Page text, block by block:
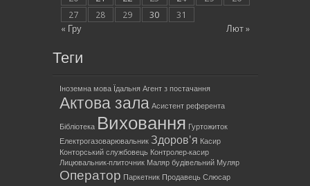
« Гру Лют »
27
28 29 30 31
Теги
Іноземна мова Їдальня Агент з постачання
Актова зала Асистент референта
Бібліотека Виховання Гуртожиток
Електрогазоварювальник Здоров'я Касир
Конторський службовець Контролер-касир
Лицювальник-плиточник Маляр будівельний Муляр
Оператор Паркетник Продавець Слюсар